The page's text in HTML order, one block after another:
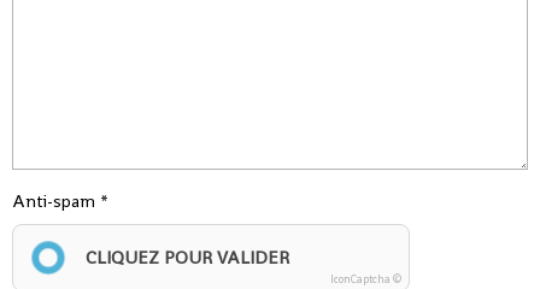
Anti-spam
CLIQUEZ POUR VALIDER
IconCaptcha ©